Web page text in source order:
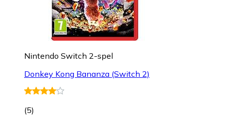
Nintendo Switch 2-spel
Donkey Kong Bananza (Switch 2)
(5)